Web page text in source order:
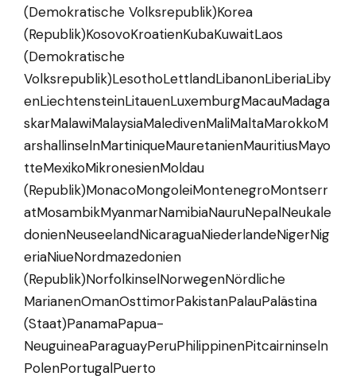
(Demokratische Volksrepublik)Korea
(Republik)KosovoKroatienKubaKuwaitLaos
(Demokratische
Volksrepublik)LesothoLettlandLibanonLiberiaLiby
enLiechtensteinLitauenLuxemburgMacauMadaga
skarMalawiMalaysiaMaledivenMaliMaltaMarokkoM
arshallinselnMartiniqueMauretanienMauritiusMayo
tteMexikoMikronesienMoldau
(Republik)MonacoMongoleiMontenegroMontserr
atMosambikMyanmarNamibiaNauruNepalNeukale
donienNeuseelandNicaraguaNiederlandeNigerNig
eriaNiueNordmazedonien
(Republik)NorfolkinselNorwegenNördliche
MarianenOmanOsttimorPakistanPalauPalästina
(Staat)PanamaPapua-
NeuguineaParaguayPeruPhilippinenPitcairninseln
PolenPortugalPuerto